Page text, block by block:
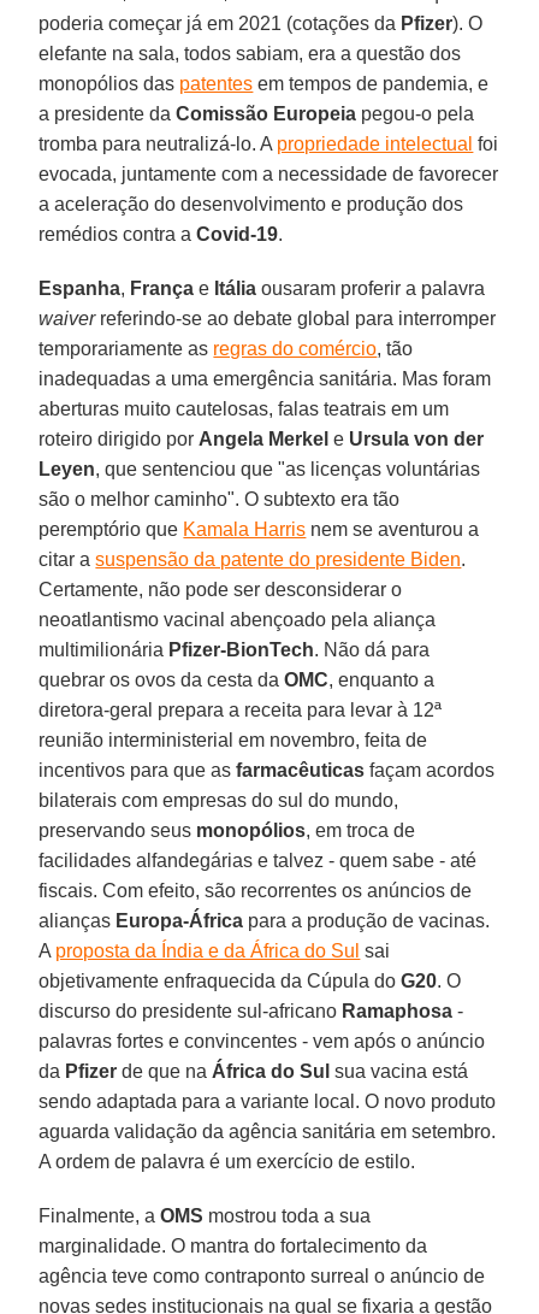
poderia começar já em 2021 (cotações da Pfizer). O
elefante na sala, todos sabiam, era a questão dos
monopólios das patentes em tempos de pandemia, e
a presidente daComissão Europeia pegou-o pela
tromba para neutralizá-lo. A propriedade intelectual foi
evocada, juntamente com a necessidade de favorecer
a aceleração do desenvolvimento e produção dos
remédios contra aCovid-19.
Espanha, França e Itália ousaram proferir a palavra
waiverreferindo-se ao debate global para interromper
temporariamente as regras do comércio, tão
inadequadas a uma emergência sanitária. Mas foram
aberturas muito cautelosas, falas teatrais em um
roteiro dirigido por Angela Merkel e Ursula von der
Leyen, que sentenciou que "as licenças voluntárias
são o melhor caminho". O subtexto era tão
peremptório que Kamala Harris nem se aventurou a
citar asuspensão da patente do presidente Biden.
Certamente, não pode ser desconsiderar o
neoatlantismo vacinal abençoado pela aliança
multimilionária Pfizer-BionTech. Não dá para
quebrar os ovos da cesta daOMC, enquanto a
diretora-geral prepara a receita para levar à 12ª
reunião interministerial em novembro, feita de
incentivos para que asfarmacêuticas façam acordos
bilaterais com empresas do sul do mundo,
preservando seus monopólios, em troca de
facilidades alfandegárias e talvez - quem sabe - até
fiscais. Com efeito, são recorrentes os anúncios de
alianças Europa-África para a produção de vacinas.
A proposta da Índia e da África do Sul sai
objetivamente enfraquecida da Cúpula doG20. O
discurso do presidente sul-africano Ramaphosa -
palavras fortes e convincentes - vem após o anúncio
da Pfizer de que na África do Sul sua vacina está
sendo adaptada para a variante local. O novo produto
aguarda validação da agência sanitária em setembro.
A ordem de palavra é um exercício de estilo.
Finalmente, aOMS mostrou toda a sua
marginalidade. O mantra do fortalecimento da
agência teve como contraponto surreal o anúncio de
novas sedes institucionais na qual se fixaria a gestão